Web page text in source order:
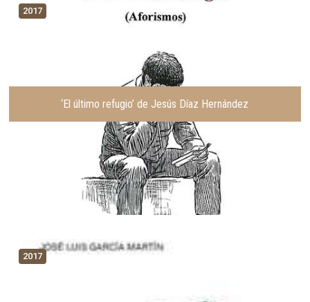
2017
‘El último refugio’ de Jesús Díaz Hernández
2017